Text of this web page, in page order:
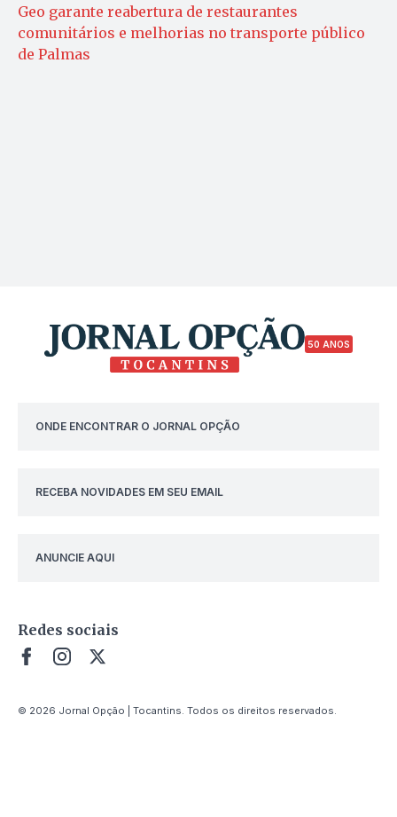
Geo garante reabertura de restaurantes
comunitários e melhorias no transporte público
de Palmas
50 ANOS
ONDE ENCONTRAR O JORNAL OPÇÃO
RECEBA NOVIDADES EM SEU EMAIL
ANUNCIE AQUI
Redes sociais
© 2026 Jornal Opção | Tocantins. Todos os direitos reservados.